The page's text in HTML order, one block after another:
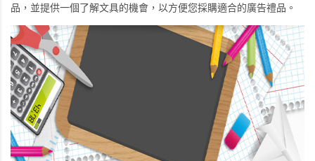
品，並提供一個了解文具的機會，以方便您採購適合的廣告禮品。